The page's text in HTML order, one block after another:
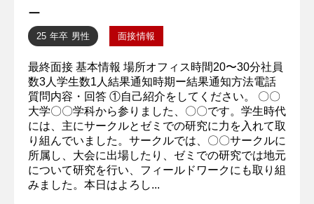
ー
25 年卒 男性 面接情報
最終面接 基本情報 場所オフィス時間20〜30分社員
数3人学生数1人結果通知時期ー結果通知方法電話
質問内容・回答 ①自己紹介をしてください。 〇〇
大学〇〇学科から参りました、〇〇です。学生時代
には、主にサークルとゼミでの研究に力を入れて取
り組んでいました。サークルでは、〇〇サークルに
所属し、大会に出場したり、ゼミでの研究では地元
について研究を行い、フィールドワークにも取り組
みました。本日はよろし...